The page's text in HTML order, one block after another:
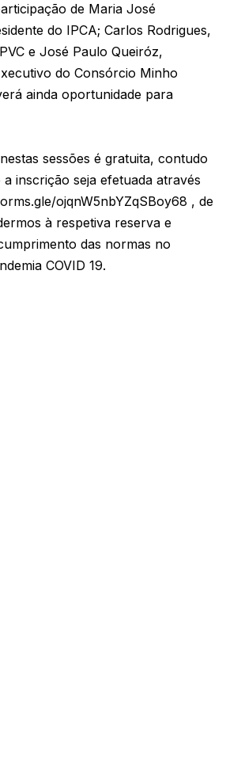
de Maria José
do IPCA; Carlos Rodrigues,
e José Paulo Queiróz,
do Consórcio Minho
ainda oportunidade para
sessões é gratuita, contudo
a inscrição seja efetuada através
ojqnW5nbYZqSBoy68 , de
à respetiva reserva e
das normas no
COVID 19.